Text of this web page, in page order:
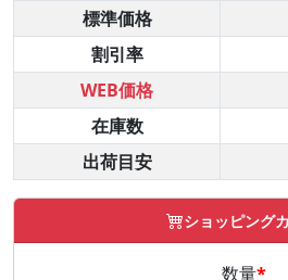
標準価格
割引率
WEB価格
在庫数
出荷目安
ショッピング
数量*